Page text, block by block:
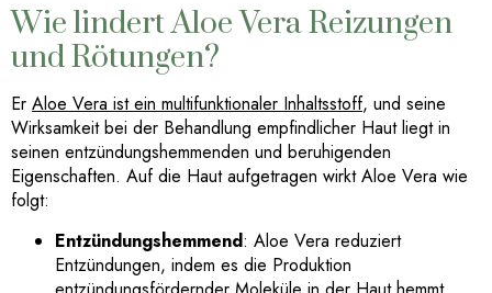
Wie lindert Aloe Vera Reizungen
und Rötungen?
Er Aloe Vera ist ein multifunktionaler Inhaltsstoff, und seine
Wirksamkeit bei der Behandlung empfindlicher Haut liegt in
seinen entzündungshemmenden und beruhigenden
Eigenschaften. Auf die Haut aufgetragen wirkt Aloe Vera wie
folgt:
Entzündungshemmend: Aloe Vera reduziert
Entzündungen, indem es die Produktion